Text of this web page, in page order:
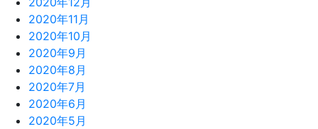
2020年11月
2020年10月
2020年9月
2020年8月
2020年7月
2020年6月
2020年5月